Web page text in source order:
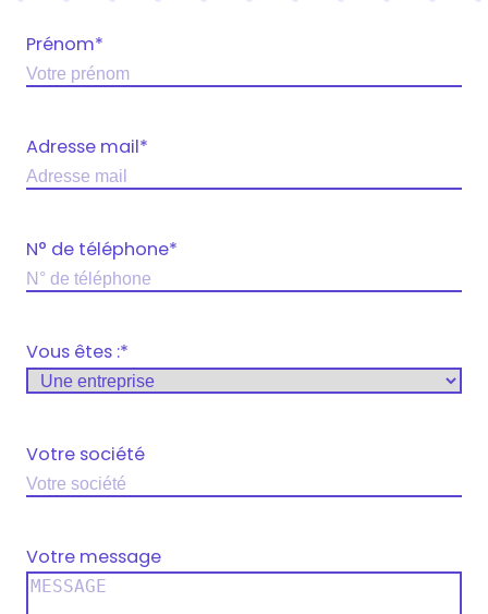
Prénom*
Adresse mail*
N° de téléphone*
Vous êtes :*
Votre société
Votre message